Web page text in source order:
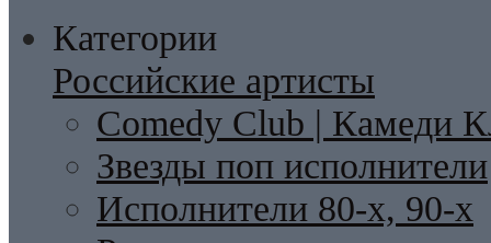
Категории
Российские артисты
Comedy Club | Камеди
Звезды поп исполнители
Исполнители 80-х, 90-х